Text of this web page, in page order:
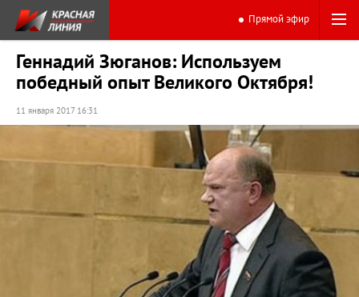
Прямой эфир
Геннадий Зюганов: Используем
победный опыт Великого Октября!
11 января 2017 16:31